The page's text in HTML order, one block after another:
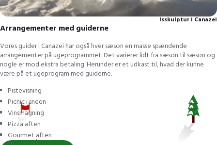
Isskulptur i Canazei
Arrangementer med guiderne
Vores guider i Canazei har også hver sæson en masse spændende
arrangementer på ugeprogrammet. Det varierer lidt fra sæson til sæson og
nogle er mod ekstra betaling. Herunder er et udkast til, hvad der kunne
være på et ugeprogram med guiderne.
Pistevisning
Picnic i sneen
Vinsmagning
Pizza aften
Gourmet aften